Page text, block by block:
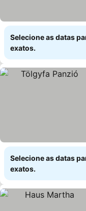
Selecione as datas
exatos.
Selecione as datas
exatos.